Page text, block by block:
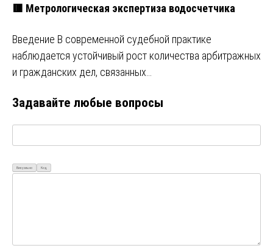
🟥 Метрологическая экспертиза водосчетчика
Введение В современной судебной практике
наблюдается устойчивый рост количества арбитражных
и гражданских дел, связанных…
Задавайте любые вопросы
Визуально Код